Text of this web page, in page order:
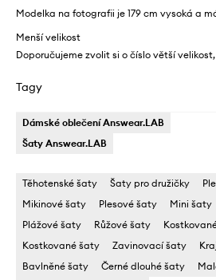
Modelka na fotografii je 179 cm vysoká a
Menší velikost
Doporučujeme zvolit si o číslo větší
Tagy
Dámské oblečení Answear.LAB
Šaty Answear.LAB
Těhotenské šaty Šaty pro družičky
Mikinové šaty
Plesové šaty Mini šaty
Plážové šaty
Růžové šaty
Kostkované šaty
Zavinovací šaty
Bavlněné šaty
Černé dlouhé šaty